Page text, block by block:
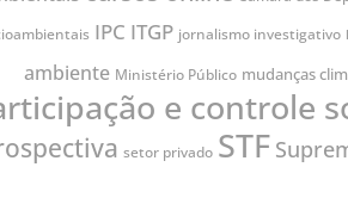
IPC ITGP jornalismo investigativo
ambiente Ministério Público mudanças
e controle
setor privado STF